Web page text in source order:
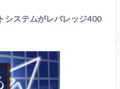
システムがレバレッジ400